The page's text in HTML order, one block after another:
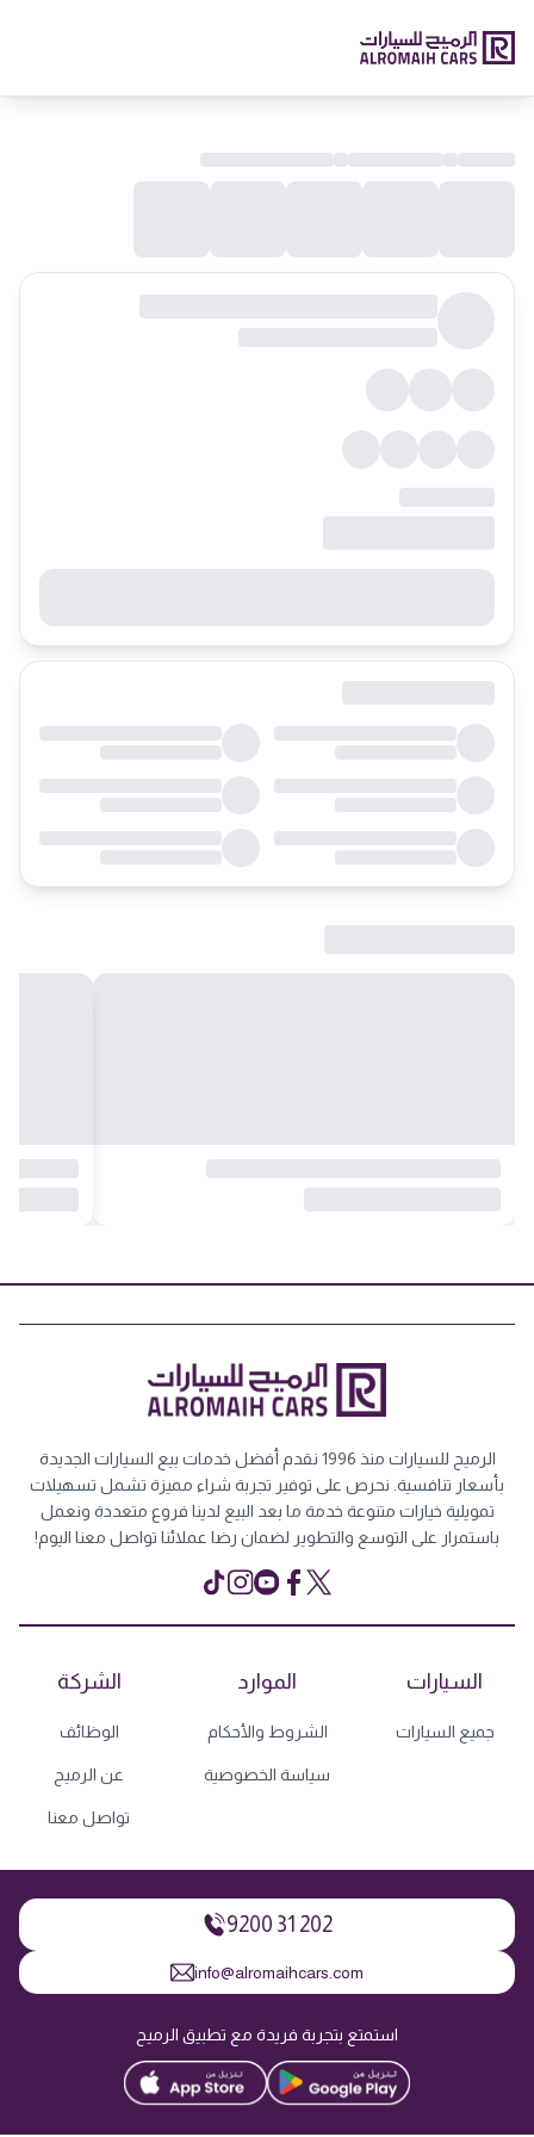
الرميح للسيارات منذ 1996 نقدم أفضل خدمات بيع السيارات الجديدة
بأسعار تنافسية. نحرص على توفير تجربة شراء مميزة تشمل تسهيلات
تمويلية خيارات متنوعة خدمة ما بعد البيع لدينا فروع متعددة ونعمل
باستمرار على التوسع والتطوير لضمان رضا عملائنا تواصل معنا اليوم!
السيارات
جميع السيارات
الموارد
الشروط والأحكام
سياسة الخصوصية
الشركة
الوظائف
عن الرميح
تواصل معنا
9200 31 202
info@alromaihcars.com
استمتع بتجربة فريدة مع تطبيق الرميح